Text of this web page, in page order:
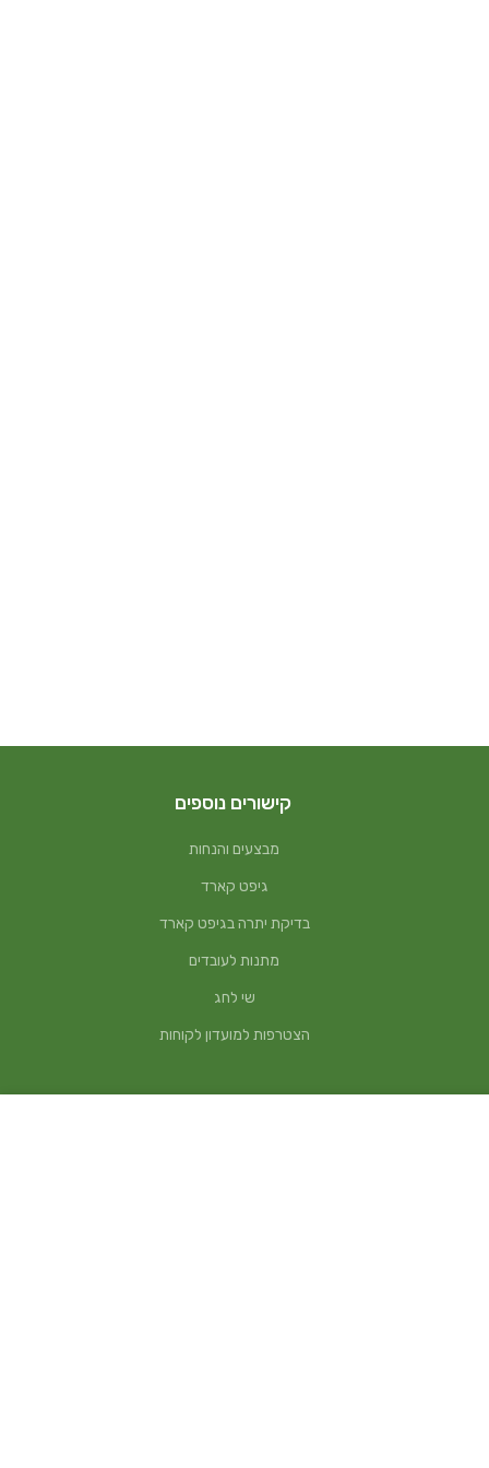
קישורים נוספים
מבצעים והנחות
גיפט קארד
בדיקת יתרה בגיפט קארד
מתנות לעובדים
שי לחג
הצטרפות למועדון לקוחות